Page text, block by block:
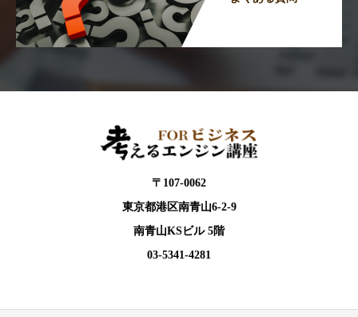
〒107-0062
東京都港区南青山6-2-9
南青山KSビル 5階
03-5341-4281